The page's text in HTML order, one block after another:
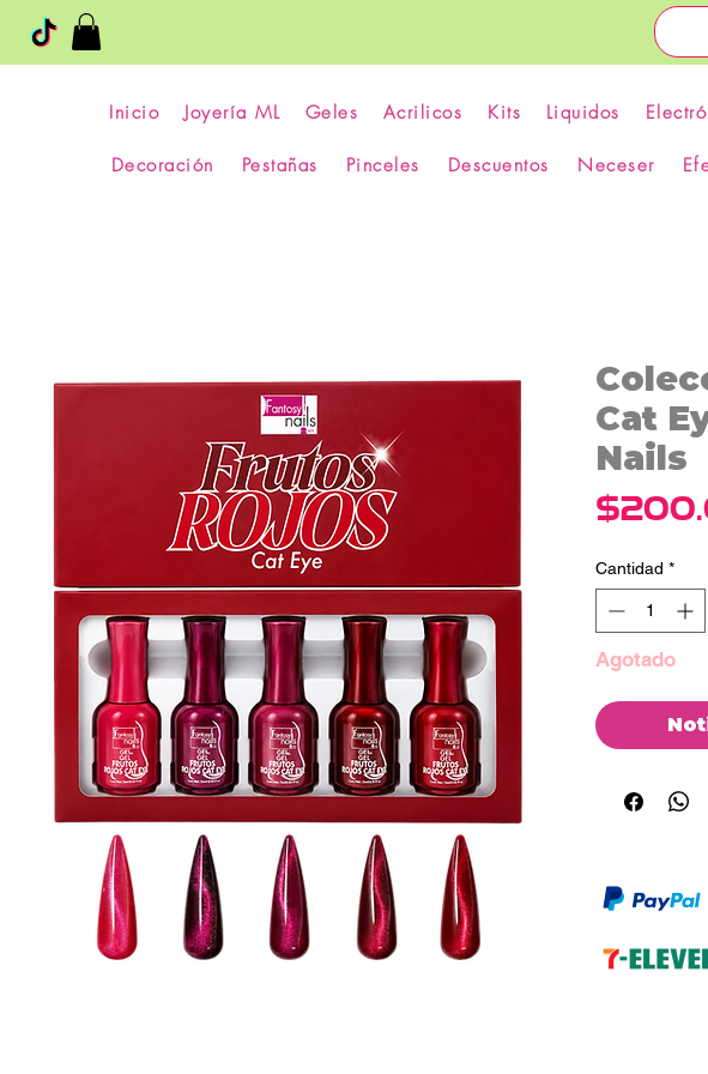
Inicio Joyería ML Geles Acrilicos Kits Liquidos
Decoración Pestañas Pinceles Descuentos Neceser
Cat
Nails
Cantidad *
Agotado